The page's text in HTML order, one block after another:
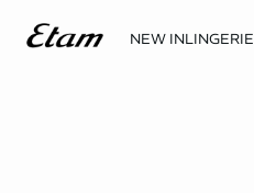
NEW INLINGERIE